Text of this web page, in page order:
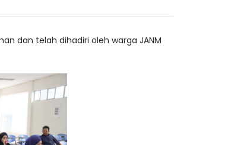
dan telah dihadiri oleh warga JANM